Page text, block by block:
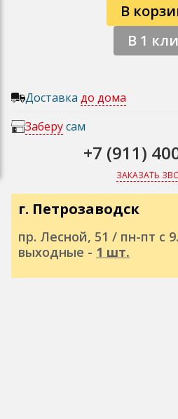
В
В 1
Доставка до дома
Заберусам
+7 (911)
ЗАКАЗАТЬ
г. Петрозаводск
пр. Лесной, 51 / пн-пт с
выходные - 1 шт.